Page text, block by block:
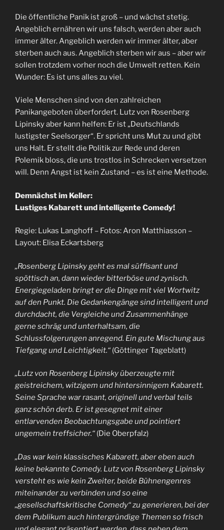
Die öffentliche Panik ist groß – und wächst stetig.
Angeblich ernähren wir uns falsch, werden aber auch
immer älter. Angeblich werden wir immer älter, aber
sterben auch aus. Angeblich sterben wir aus – aber wir
sollen trotzdem vorher noch die Umwelt retten. Kein
Wunder: Es ist uns alles zu viel.
Viele Menschen sind von den zahlreichen
Panikangeboten überfordert. Lutz von Rosenberg
Lipinsky aber kann helfen: Er ist „Deutschlands
lustigster Seelsorger“. Er spricht uns Mut zu und gibt
uns Halt. Er stellt die Politik zur Rede und deren
Polemik bloss, die uns trostlos in Schrecken versetzen
will. Denn Angst ist kein Zustand – es ist eine Methode.
Demnächst im Keller:
Lustiges Kabarett und intelligente Comedy!
Regie: Lukas Langhoff – Fotos: Aron Matthiasson –
Layout: Elisa Eckartsberg
„Rosenberg Lipinsky geht es mal süffisant und
spöttisch an, dann wieder bitterböse und zynisch.
Energiegeladen bringt er die Dinge mit viel Wortwitz
auf den Punkt. Die Gedankengänge sind intelligent und
durchdacht, die Vergleiche und Zusammenhänge
gerne schräg und unterhaltsam, die
Schlussfolgerungen anregend. Ein gute Mischung aus
Tiefgang und Leichtigkeit.“ (Göttinger Tageblatt)
„Lutz von Rosenberg Lipinsky überzeugte mit
geistreichem, witzigem und hintersinnigem Kabarett.
Seine Sprache war rasant, originell und verbal teils
ganz schön derb. Er ist gesegnet mit einer
entlarvenden Beobachtungsgabe und pointiert
ungemein treffsicher.“ (Die Oberpfalz)
„Das war kein klassisches Kabarett, aber eben auch
keine bekannte Comedy. Lutz von Rosenberg Lipinsky
versteht es wie kein Zweiter, beide Bühnengenres
miteinander zu verbinden und so eine
„gesellschaftskritische Comedy“ zu generieren, bei der
dem Publikum auch hintergründige Themen so frisch